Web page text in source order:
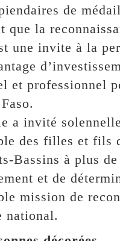
de
que la
une invite à la
et professionnel
a invité
des filles et fils
Bassins à plus
et de
mission de
national.